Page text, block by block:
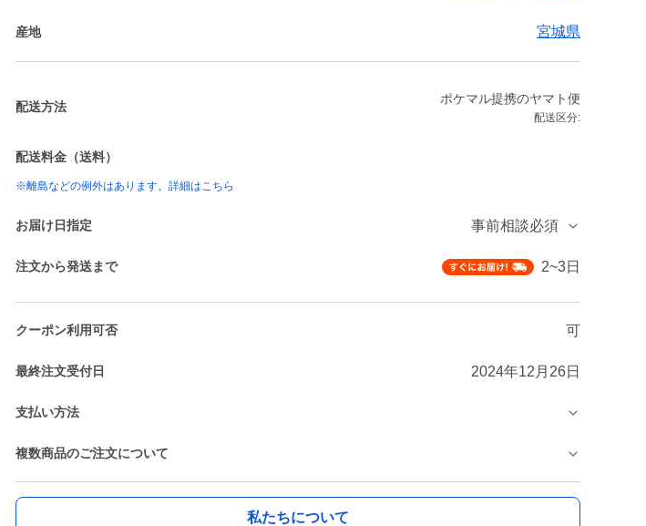
産地 宮城県
配送方法
ポケマル提携のヤマト便
配送区分:
配送料金（送料）
※離島などの例外はあります。詳細はこちら
お届け日指定 事前相談必須
注文から発送まで 2~3日
クーポン利用可否 可
最終注文受付日 2024年12月26日
支払い方法
複数商品のご注文について
私たちについて